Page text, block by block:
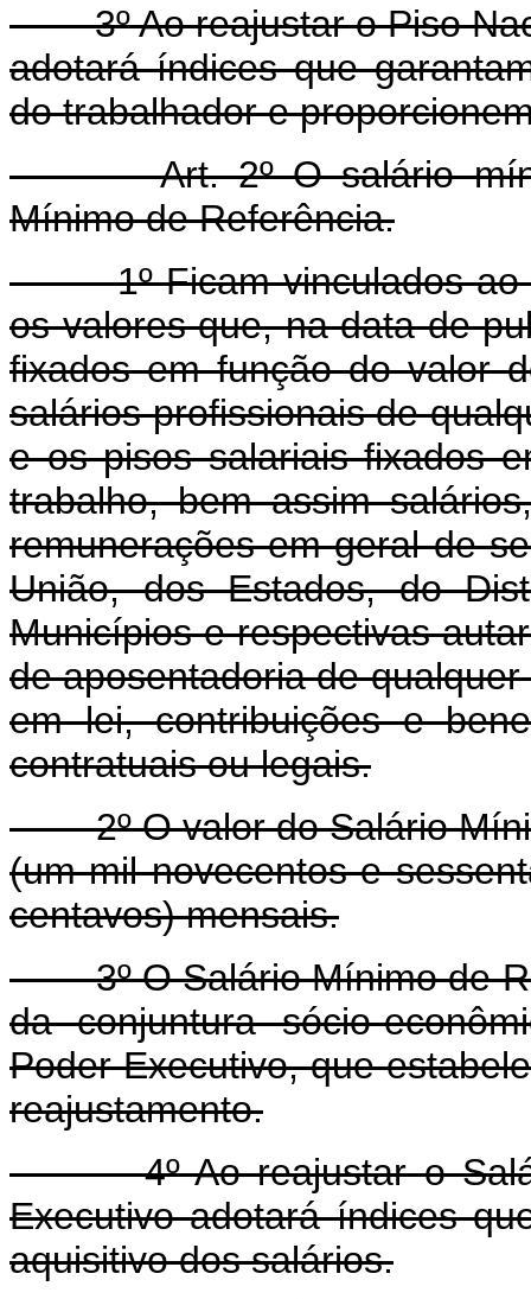
3º Ao reajustar o Piso
adotará índices que
do trabalhador e
Art. 2º O salário
Mínimo de Referência.
1º Ficam vinculados ao
os valores que, na data de
fixados em função do valor
salários profissionais de
e os pisos salariais fixados
trabalho, bem assim
remunerações em geral de
União, dos Estados, do
Municípios e respectivas
de aposentadoria de
em lei, contribuições e
contratuais ou legais.
2º O valor do Salário
(um mil novecentos e
centavos) mensais.
3º O Salário Mínimo de
da conjuntura sócio-
Poder Executivo, que
reajustamento.
4º Ao reajustar o
Executivo adotará índices
aquisitivo dos salários.